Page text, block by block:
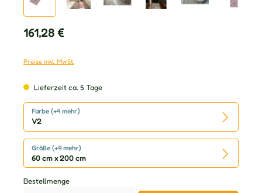
Regulärer Preis:
161,28 €
Preise inkl. MwSt.
Lieferzeit ca. 5 Tage
Farbe (+4 mehr)
V2
Größe (+4 mehr)
60 cm x 200 cm
Bestellmenge